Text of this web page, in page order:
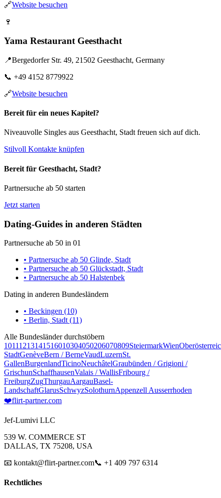
🔗Website besuchen
🍷
Yama Restaurant Geesthacht
📍Bergedorfer Str. 49, 21502 Geesthacht, Germany
📞 +49 4152 8779922
🔗Website besuchen
Bereit für ein neues Kapitel?
Niveauvolle Singles aus Geesthacht, Stadt freuen sich auf dich.
Stilvoll Kontakte knüpfen
Bereit für Geesthacht, Stadt?
Partnersuche ab 50 starten
Jetzt starten
Dating-Guides in anderen Städten
Partnersuche ab 50 in 01
• Partnersuche ab 50 Glinde, Stadt
• Partnersuche ab 50 Glückstadt, Stadt
• Partnersuche ab 50 Halstenbek
Dating in anderen Bundesländern
• Beckingen (10)
• Berlin, Stadt (11)
Alle Bundesländer durchstöbern
10111213141516010304050206070809SteiermarkWien
StadtGenèveBern / BerneVaudLuzernSt.
GallenBurgenlandTicinoNeuchâtelGraubünden / Grigioni /
GrischunSchaffhausenValais / WallisFribourg /
FreiburgZugThurgauAargauBasel-
LandschaftGlarusSchwyzSolothurnAppenzell Ausserrhoden
❤️flirt-partner.com
Jef-Lumivi LLC
539 W. COMMERCE ST
DALLAS, TX 75208, USA
📧 kontakt@flirt-partner.com📞 +1 409 797 6314
Rechtliches